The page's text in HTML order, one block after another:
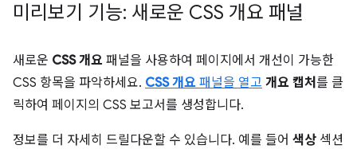
미리보기 기능: 새로운 CSS 개요 패널
새로운 CSS 개요 패널을 사용하여 페이지에서 개선이 가능한
CSS 항목을 파악하세요. CSS 개요 패널을 열고 개요 캡처 를 클
릭하여 페이지의 CSS 보고서를 생성합니다.
정보를 더 자세히 드릴다운할 수 있습니다. 예를 들어 색상 섹션